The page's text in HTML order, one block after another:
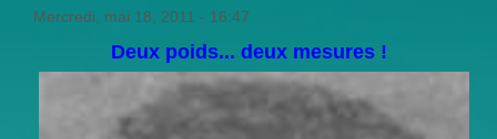
Mercredi, mai 18, 2011 - 16:47
Deux poids... deux mesures !